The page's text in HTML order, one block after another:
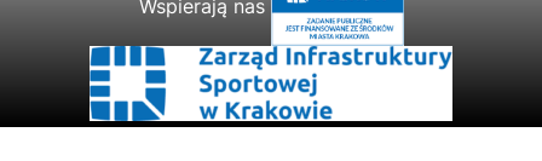
Wspierają nas